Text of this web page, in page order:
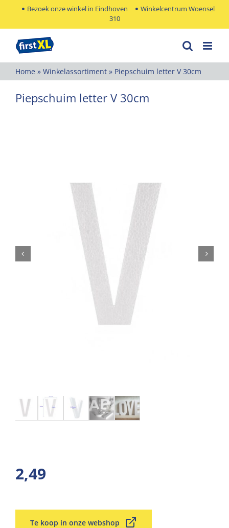
Bezoek onze winkel in Eindhoven
Winkelcentrum Woensel
310
Home » Winkelassortiment » Piepschuim letter V 30cm
Piepschuim letter V 30cm
2,49
Te koop in onze webshop